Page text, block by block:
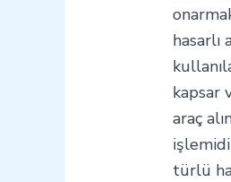
hasarlı
kapsar
araç
türlü